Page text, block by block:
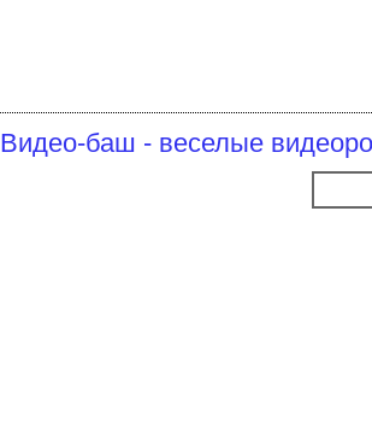
Видео-баш - веселые